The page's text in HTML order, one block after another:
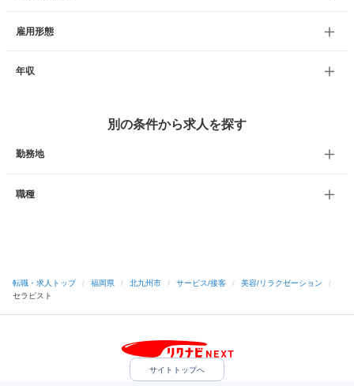
雇用形態
年収
別の条件から求人を探す
勤務地
職種
転職・求人トップ / 福岡県 / 北九州市 / サービス/接客 / 美容/リラクゼーション
/
セラピスト
サイトトップへ